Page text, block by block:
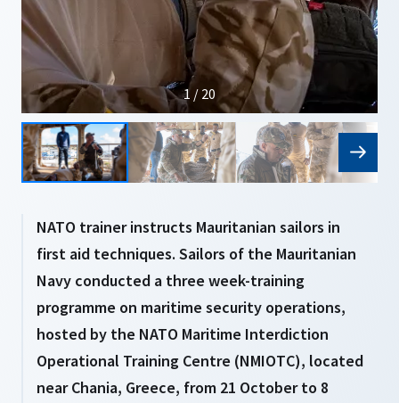
1 / 20
NATO trainer instructs Mauritanian sailors in
first aid techniques. Sailors of the Mauritanian
Navy conducted a three week-training
programme on maritime security operations,
hosted by the NATO Maritime Interdiction
Operational Training Centre (NMIOTC), located
near Chania, Greece, from 21 October to 8